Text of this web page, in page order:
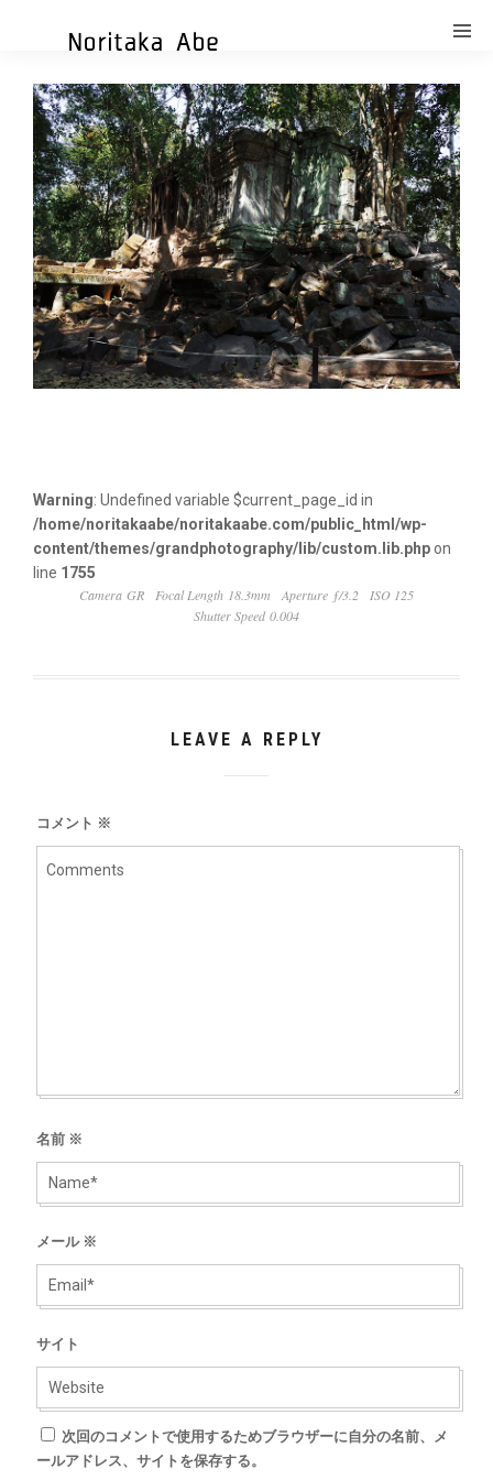
Warning: Undefined variable $current_page_id in
/home/noritakaabe/noritakaabe.com/public_html/wp-
content/themes/grandphotography/lib/custom.lib.phpon
line 1755
Camera GR
Focal Length 18.3mm Aperture ƒ/3.2
ISO 125
Shutter Speed 0.004
LEAVE A REPLY
コメント ※
名前 ※
メール ※
サイト
次回のコメントで使用するためブラウザーに自分の名前、メ
ールアドレス、サイトを保存する。